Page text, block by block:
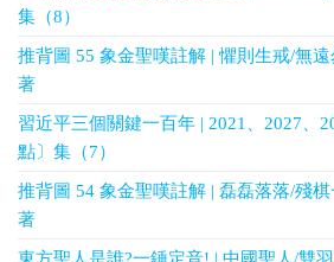
集（8）
推背圖 55 象金聖嘆註解 | 懼則生戒/無
著
習近平三個關鍵一百年 | 2021、2027、
點〕集（7）
推背圖 54 象金聖嘆註解 | 磊磊落落/殘
著